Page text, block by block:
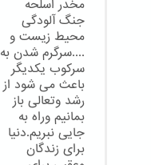
مخدر اسلحه
جنگ آلودگی
محیط زیست و
....سرگرم شدن به
سرکوب یکدیگر
باعث می شود از
رشد وتعالی باز
بمانیم وراه به
جایی نبریم.دنیا
برای زندگان